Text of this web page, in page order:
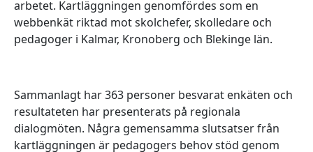
arbetet. Kartläggningen genomfördes som en
webbenkät riktad mot skolchefer, skolledare och
pedagoger i Kalmar, Kronoberg och Blekinge län.
Sammanlagt har 363 personer besvarat enkäten och
resultateten har presenterats på regionala
dialogmöten. Några gemensamma slutsatser från
kartläggningen är pedagogers behov stöd genom